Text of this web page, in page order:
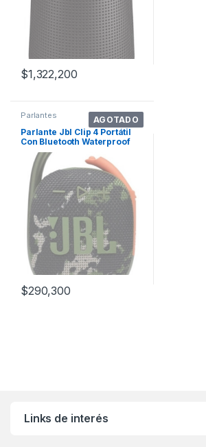
$1,322,200
AGOTADO
Parlantes
Parlante Jbl Clip 4 Portátil
Con Bluetooth Waterproof
Squad
$290,300
Links de interés